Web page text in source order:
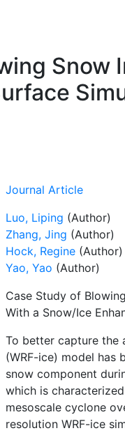
Snow
Journal Article
Luo, Liping (Author)
Zhang, Jing (Author)
Hock, Regine (Author)
Yao, Yao (Author)
Case Study of
With a Snow/Ice
To better capture the
(WRF-ice) model has
snow component
which is
mesoscale cyclone
resolution WRF-ice